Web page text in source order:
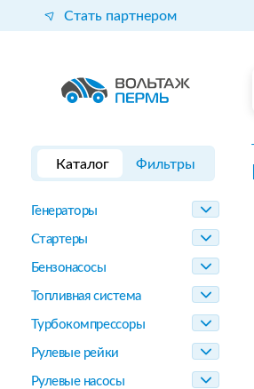
Стать партнером
Каталог Фильтры
Генераторы
Стартеры
Бензонасосы
Топливная система
Турбокомпрессоры
Рулевые рейки
Рулевые насосы